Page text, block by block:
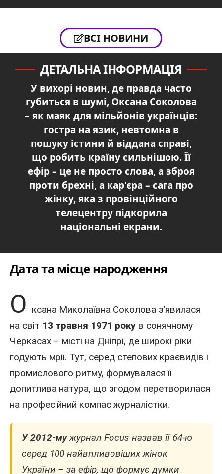
ВСІ НОВИНИ
ДЕТАЛЬНА ІНФОРМАЦІЯ
У вихорі новин, де правда часто
губиться в шумі, Оксана Соколова
– як маяк для мільйонів українців:
гостра на язик, невтомна в
пошуку істини й віддана справі,
що робить країну сильнішою. Її
ефір – це не просто слова, а зброя
проти брехні, а кар'єра – сага про
жінку, яка з провінційного
телецентру підкорила
національні екрани.
Дата та місце народження
О ксана Миколаївна Соколова з’явилася
на світ 13 травня 1971 року в сонячному
Черкасах – місті на Дніпрі, де широкі ріки
годують мрії. Тут, серед степових краєвидів і
промислового ритму, формувалася її
допитлива натура, що згодом перетворилася
на професійний компас журналістки.
У2012-мужурнал Focus назвав її 64-ю
серед 100 найвпливовіших жінок
України – за ефір, що формує думки